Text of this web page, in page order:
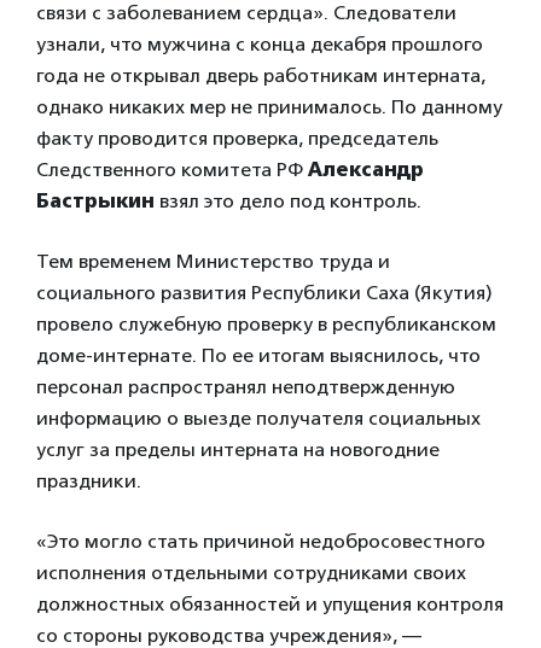
связи с заболеванием сердца». Следователи
узнали, что мужчина с конца декабря прошлого
года не открывал дверь работникам интерната,
однако никаких мер не принималось. По данному
факту проводится проверка, председатель
Следственного комитета РФ Александр
Бастрыкин взял это дело под контроль.
Тем временем Министерство труда и
социального развития Республики Саха (Якутия)
провело служебную проверку в республиканском
доме-интернате. По ее итогам выяснилось, что
персонал распространял неподтвержденную
информацию о выезде получателя социальных
услуг за пределы интерната на новогодние
праздники.
«Это могло стать причиной недобросовестного
исполнения отдельными сотрудниками своих
должностных обязанностей и упущения контроля
со стороны руководства учреждения», —